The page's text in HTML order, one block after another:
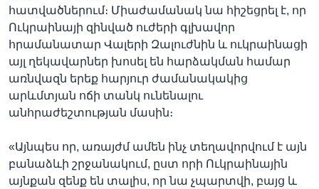
հատվածներում։ Միաժամանակ նա հիշեցրել է, որ
Ուկրաինայի զինված ուժերի գլխավոր
հրամանատար Վալերի Զալուժնին և ուկրաինացի
այլ ղեկավարներ խոսել են հարձակման համար
առնվազն երեք հարյուր ժամանակակից
արևմտյան ոճի տանկ ունենալու
անհրաժեշտության մասին։
«Այնպես որ, առայժմ ամեն ինչ տեղավորվում է այն
բանաձևի շրջանակում, ըստ որի Ուկրաինային
այնքան զենք են տալիս, որ նա չպարտվի, բայց և